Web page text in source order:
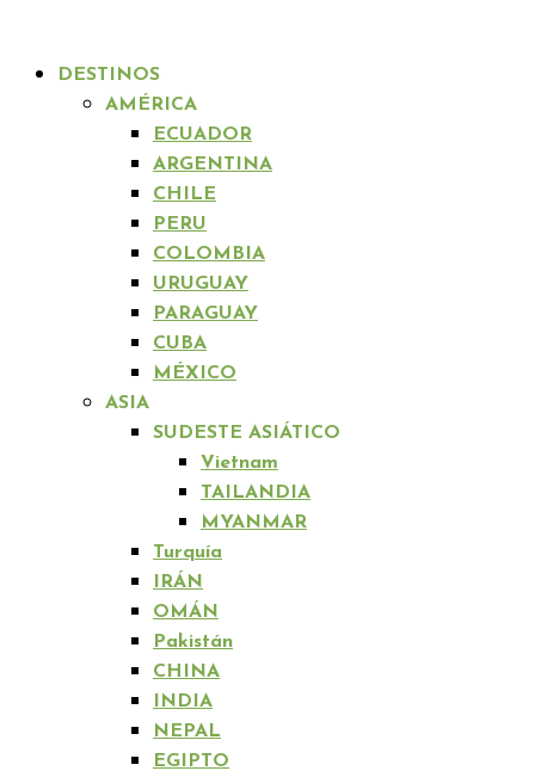
DESTINOS
AMÉRICA
ECUADOR
ARGENTINA
CHILE
PERU
COLOMBIA
URUGUAY
PARAGUAY
CUBA
MÉXICO
ASIA
SUDESTE ASIÁTICO
Vietnam
TAILANDIA
MYANMAR
Turquía
IRÁN
OMÁN
Pakistán
CHINA
INDIA
NEPAL
EGIPTO